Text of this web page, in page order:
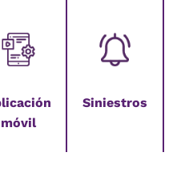
móvil
Siniestros